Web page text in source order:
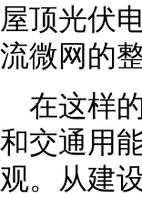
屋顶光伏
流微网的
在这样
和交通用
观。从建